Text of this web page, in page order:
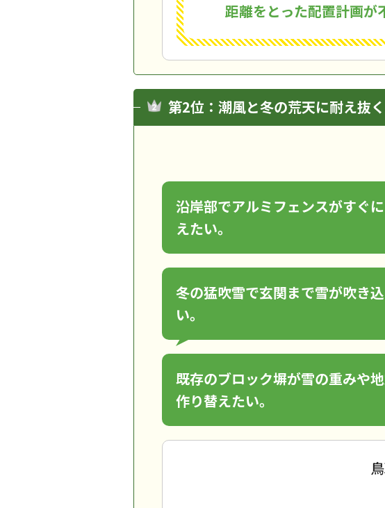
距離をとった配置計画が
第2位：潮風と冬の荒天に耐え抜
沿岸部でアルミフェンスがすぐ
えたい。
冬の猛吹雪で玄関まで雪が吹き
い。
既存のブロック塀が雪の重みや
作り替えたい。